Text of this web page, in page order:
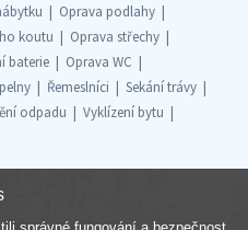
Oprava podlahy
koutu
Oprava střechy
baterie
Oprava WC
Řemeslníci
Sekání trávy
odpadu
Vyklízení bytu